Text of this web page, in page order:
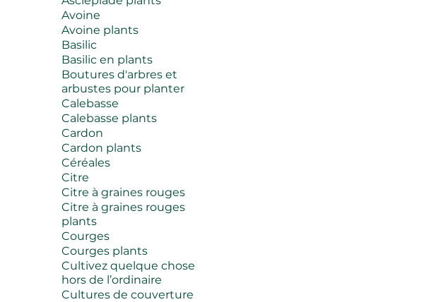
Avoine
Avoine plants
Basilic
Basilic en plants
Boutures d'arbres et
arbustes pour planter
Calebasse
Calebasse plants
Cardon
Cardon plants
Céréales
Citre
Citre à graines rouges
Citre à graines rouges
plants
Courges
Courges plants
Cultivez quelque chose
hors de l’ordinaire
Cultures de couverture